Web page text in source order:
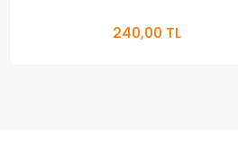
240,00 TL